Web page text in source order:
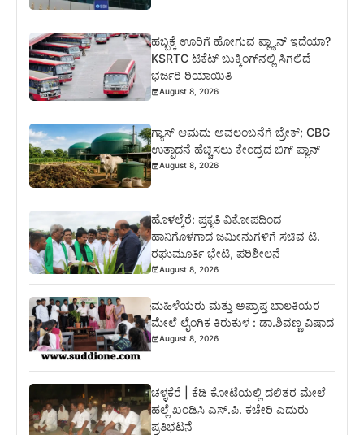
ಹಬ್ಬಕ್ಕೆ ಊರಿಗೆ ಹೋಗುವ ಪ್ಲ್ಯಾನ್ ಇದೆಯಾ?
KSRTC ಟಿಕೆಟ್ ಬುಕ್ಕಿಂಗ್‌ನಲ್ಲಿ ಸಿಗಲಿದೆ
ಭರ್ಜರಿ ರಿಯಾಯಿತಿ
August 8, 2026
ಗ್ಯಾಸ್ ಆಮದು ಅವಲಂಬನೆಗೆ ಬ್ರೇಕ್; CBG
ಉತ್ಪಾದನೆ ಹೆಚ್ಚಿಸಲು ಕೇಂದ್ರದ ಬಿಗ್ ಪ್ಲಾನ್
August 8, 2026
ಹೊಳಲ್ಕೆರೆ: ಪ್ರಕೃತಿ ವಿಕೋಪದಿಂದ
ಹಾನಿಗೊಳಗಾದ ಜಮೀನುಗಳಿಗೆ ಸಚಿವ ಟಿ.
ರಘುಮೂರ್ತಿ ಭೇಟಿ, ಪರಿಶೀಲನೆ
August 8, 2026
ಮಹಿಳೆಯರು ಮತ್ತು ಅಪ್ರಾಪ್ತ ಬಾಲಕಿಯರ
ಮೇಲೆ ಲೈಂಗಿಕ ಕಿರುಕುಳ : ಡಾ.ಶಿವಣ್ಣ ವಿಷಾದ
August 8, 2026
ಚಳ್ಳಕೆರೆ | ಕೆಡಿ ಕೋಟೆಯಲ್ಲಿ ದಲಿತರ ಮೇಲೆ
ಹಲ್ಲೆ ಖಂಡಿಸಿ ಎಸ್.ಪಿ. ಕಚೇರಿ ಎದುರು
ಪ್ರತಿಭಟನೆ